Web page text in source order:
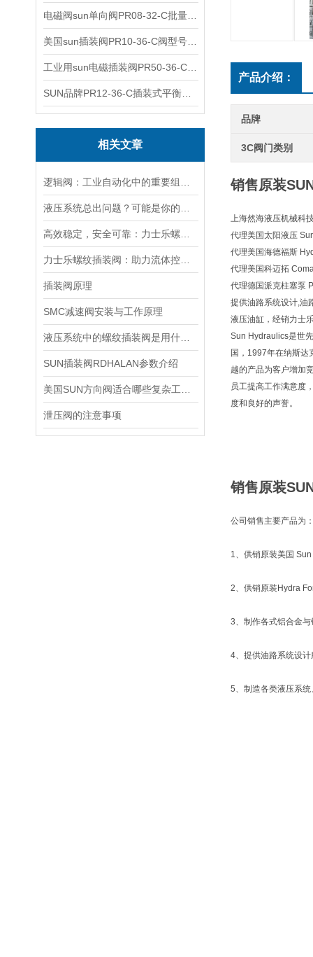
相关文章
插装阀原理
SMC减速阀安装与工作原理
SUN插装阀RDHALAN参数介绍
泄压阀的注意事项
产品介绍：
品牌
3C阀门类别
销售原装
上海然海液压机械科
代理美国太阳液压
代理美国海德福斯
代理美国科迈拓
代理德国派克柱塞泵
提供油路系统设计,油
液压油缸，经销力士
Sun Hydraulics是世
国，1997年在纳斯达
越的产品为客户增加
员工提高工作满意度
度和良好的声誉。
销售原装
公司销售主要产品为
1、供销原装美国
2、供销原装Hydra
3、制作各式铝合金与
4、提供油路系统设
5、制造各类液压系